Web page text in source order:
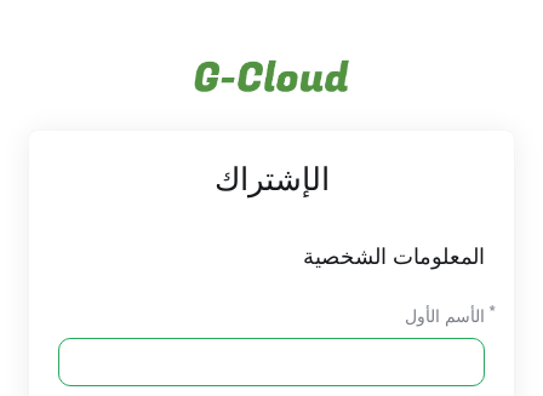
الإشتراك
المعلومات الشخصية
الأسم الأول